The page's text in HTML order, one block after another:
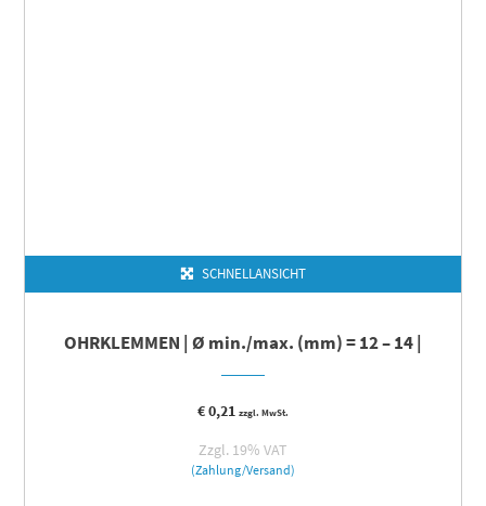
SCHNELLANSICHT
OHRKLEMMEN | Ø min./max. (mm) = 12 – 14 |
€0,21 zzgl. MwSt.
Zzgl. 19% VAT
(Zahlung/Versand)